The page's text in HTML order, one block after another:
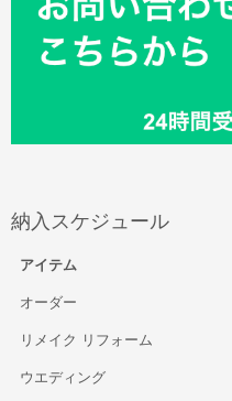
納入スケジュール
アイテム
オーダー
リメイク リフォーム
ウエディング